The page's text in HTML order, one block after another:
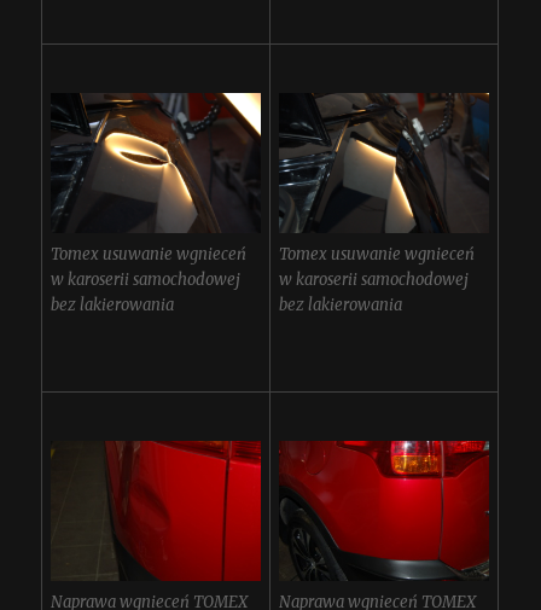
Tomex usuwanie wgnieceń
w karoserii samochodowej
bez lakierowania
Tomex usuwanie wgnieceń
w karoserii samochodowej
bez lakierowania
Naprawa wgnieceń TOMEX
Naprawa wgnieceń TOMEX